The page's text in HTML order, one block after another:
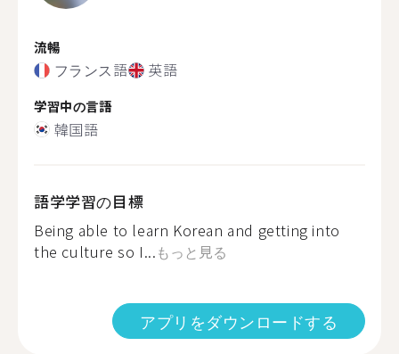
流暢
フランス語 英語
学習中の言語
韓国語
語学学習の目標
Being able to learn Korean and getting into
the culture so I...もっと見る
アプリをダウンロードする